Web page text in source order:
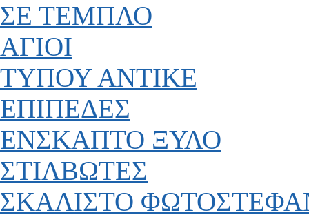
ΣΕ ΤΕΜΠΛΟ
ΑΓΙΟΙ
ΤΥΠΟΥ ΑΝΤΙΚΕ
ΕΠΙΠΕΔΕΣ
ΕΝΣΚΑΠΤΟ ΞΥΛΟ
ΣΤΙΛΒΩΤΕΣ
ΣΚΑΛΙΣΤΟ